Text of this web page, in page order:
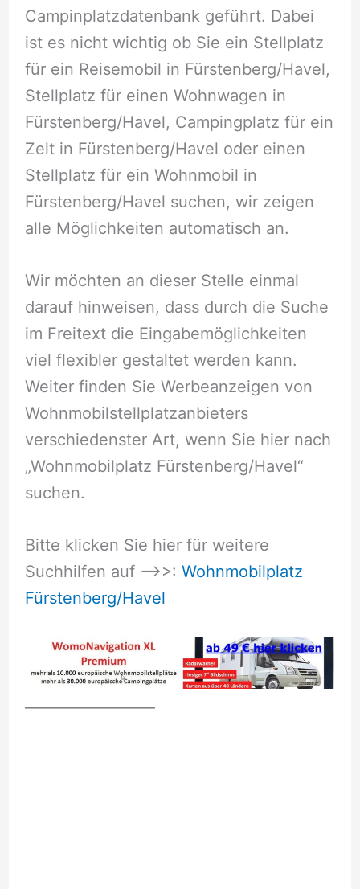
Campinplatzdatenbank geführt. Dabei
ist es nicht wichtig ob Sie ein Stellplatz
für ein Reisemobil in Fürstenberg/Havel,
Stellplatz für einen Wohnwagen in
Fürstenberg/Havel, Campingplatz für ein
Zelt in Fürstenberg/Havel oder einen
Stellplatz für ein Wohnmobil in
Fürstenberg/Havel suchen, wir zeigen
alle Möglichkeiten automatisch an.
Wir möchten an dieser Stelle einmal
darauf hinweisen, dass durch die Suche
im Freitext die Eingabemöglichkeiten
viel flexibler gestaltet werden kann.
Weiter finden Sie Werbeanzeigen von
Wohnmobilstellplatzanbieters
verschiedenster Art, wenn Sie hier nach
„Wohnmobilplatz Fürstenberg/Havel“
suchen.
Bitte klicken Sie hier für weitere
Suchhilfen auf –>>: Wohnmobilplatz
Fürstenberg/Havel